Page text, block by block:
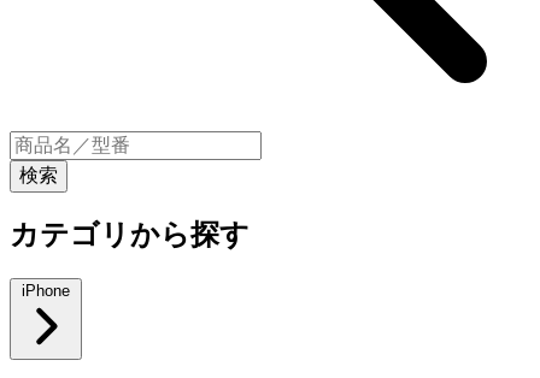
カテゴリから探す
iPhone